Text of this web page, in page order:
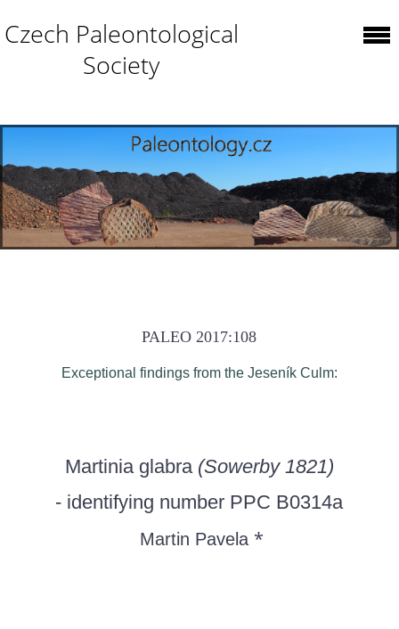
Czech Paleontological
Society
PALEO 2017:108
Exceptional findings from the Jeseník Culm:
Martinia glabra (Sowerby 1821)
- identifying number PPC B0314a
Martin Pavela *